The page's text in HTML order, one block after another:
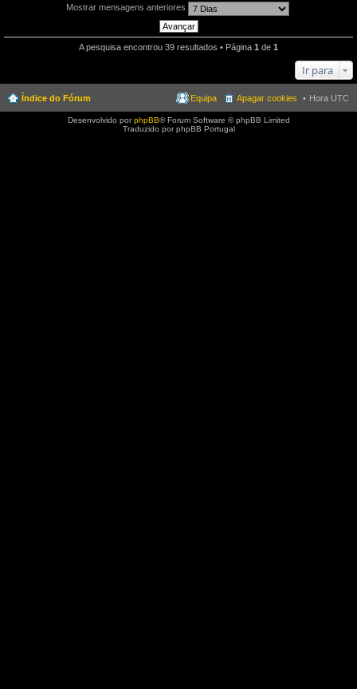
Mostrar mensagens anteriores
A pesquisa encontrou 39 resultados • Página 1 de 1
Ir para
Índice do Fórum Hora UTC
Apagar cookies
Equipa
Desenvolvido porphpBB® Forum Software © phpBB Limited
Traduzido por phpBB Portugal